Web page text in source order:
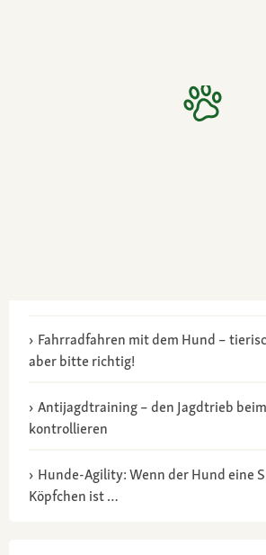
Fahrradfahren mit dem Hund –
aber bitte richtig!
Antijagdtraining – den Jagdtrieb
kontrollieren
Hunde-Agility: Wenn der Hund eine
Köpfchen ist …